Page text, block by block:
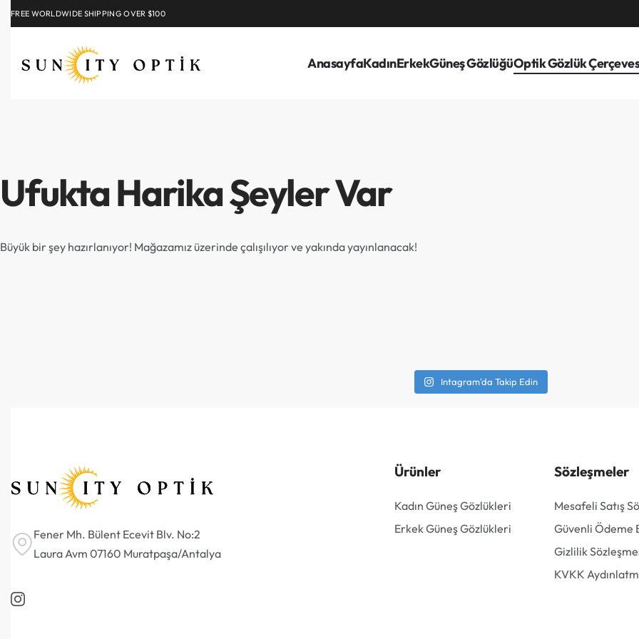
FREE WORLDWIDE SHIPPING OVER $100
AnasayfaKadınErkekGüneş GözlüğüOptik Gözlük
Ufukta Harika Şeyler Var
Büyük bir şey hazırlanıyor! Mağazamız üzerinde çalışılıyor ve yakında yayınlanacak!
Intagram'da Takip Edin
Fener Mh. Bülent Ecevit Blv. No:2
Laura Avm 07160 Muratpaşa/Antalya
Ürünler
Kadın Güneş Gözlükleri
Erkek Güneş Gözlükleri
Sözleşmeler
Mesafeli Satış
Güvenli Ödeme
Gizlilik
KVKK